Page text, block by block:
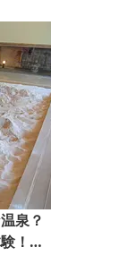
泉？
！